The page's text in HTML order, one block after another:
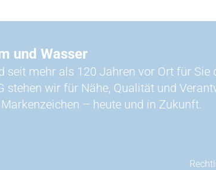
und Wasser
mehr als 120 Jahren vor Ort für Sie
stehen wir für Nähe, Qualität und
– heute und in Zukunft.